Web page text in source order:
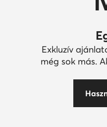
Exkluzív
még sok más.